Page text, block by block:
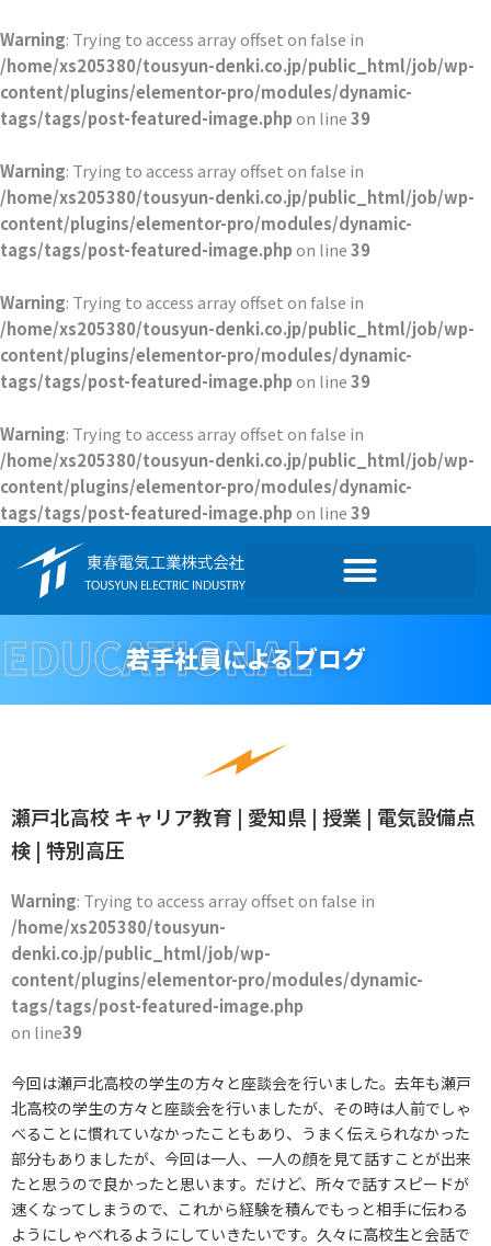
Warning: Trying to access array offset on false in
/home/xs205380/tousyun-denki.co.jp/public_html/job/wp-
content/plugins/elementor-pro/modules/dynamic-
tags/tags/post-featured-image.phpon line39
Warning: Trying to access array offset on false in
/home/xs205380/tousyun-denki.co.jp/public_html/job/wp-
content/plugins/elementor-pro/modules/dynamic-
tags/tags/post-featured-image.phpon line39
Warning: Trying to access array offset on false in
/home/xs205380/tousyun-denki.co.jp/public_html/job/wp-
content/plugins/elementor-pro/modules/dynamic-
tags/tags/post-featured-image.phpon line39
Warning: Trying to access array offset on false in
/home/xs205380/tousyun-denki.co.jp/public_html/job/wp-
content/plugins/elementor-pro/modules/dynamic-
tags/tags/post-featured-image.phpon line39
容
を
ス
キ
プ
若手社員によるブログ
EDUCATIONAL
瀬戸北高校 キャリア教育 | 愛知県 | 授業 | 電気設備点
検 | 特別高圧
Warning: Trying to access array offset on false in
/home/xs205380/tousyun-
denki.co.jp/public_html/job/wp-
content/plugins/elementor-pro/modules/dynamic-
tags/tags/post-featured-image.php
on line39
今回は瀬戸北高校の学生の方々と座談会を行いました。去年も瀬戸
北高校の学生の方々と座談会を行いましたが、その時は人前でしゃ
べることに慣れていなかったこともあり、うまく伝えられなかった
部分もありましたが、今回は一人、一人の顔を見て話すことが出来
たと思うので良かったと思います。だけど、所々で話すスピードが
速くなってしまうので、これから経験を積んでもっと相手に伝わる
ようにしゃべれるようにしていきたいです。久々に高校生と会話で